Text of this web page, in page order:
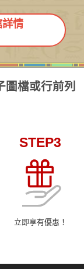
詳情
檔或行前列
STEP3
立即享有優惠！